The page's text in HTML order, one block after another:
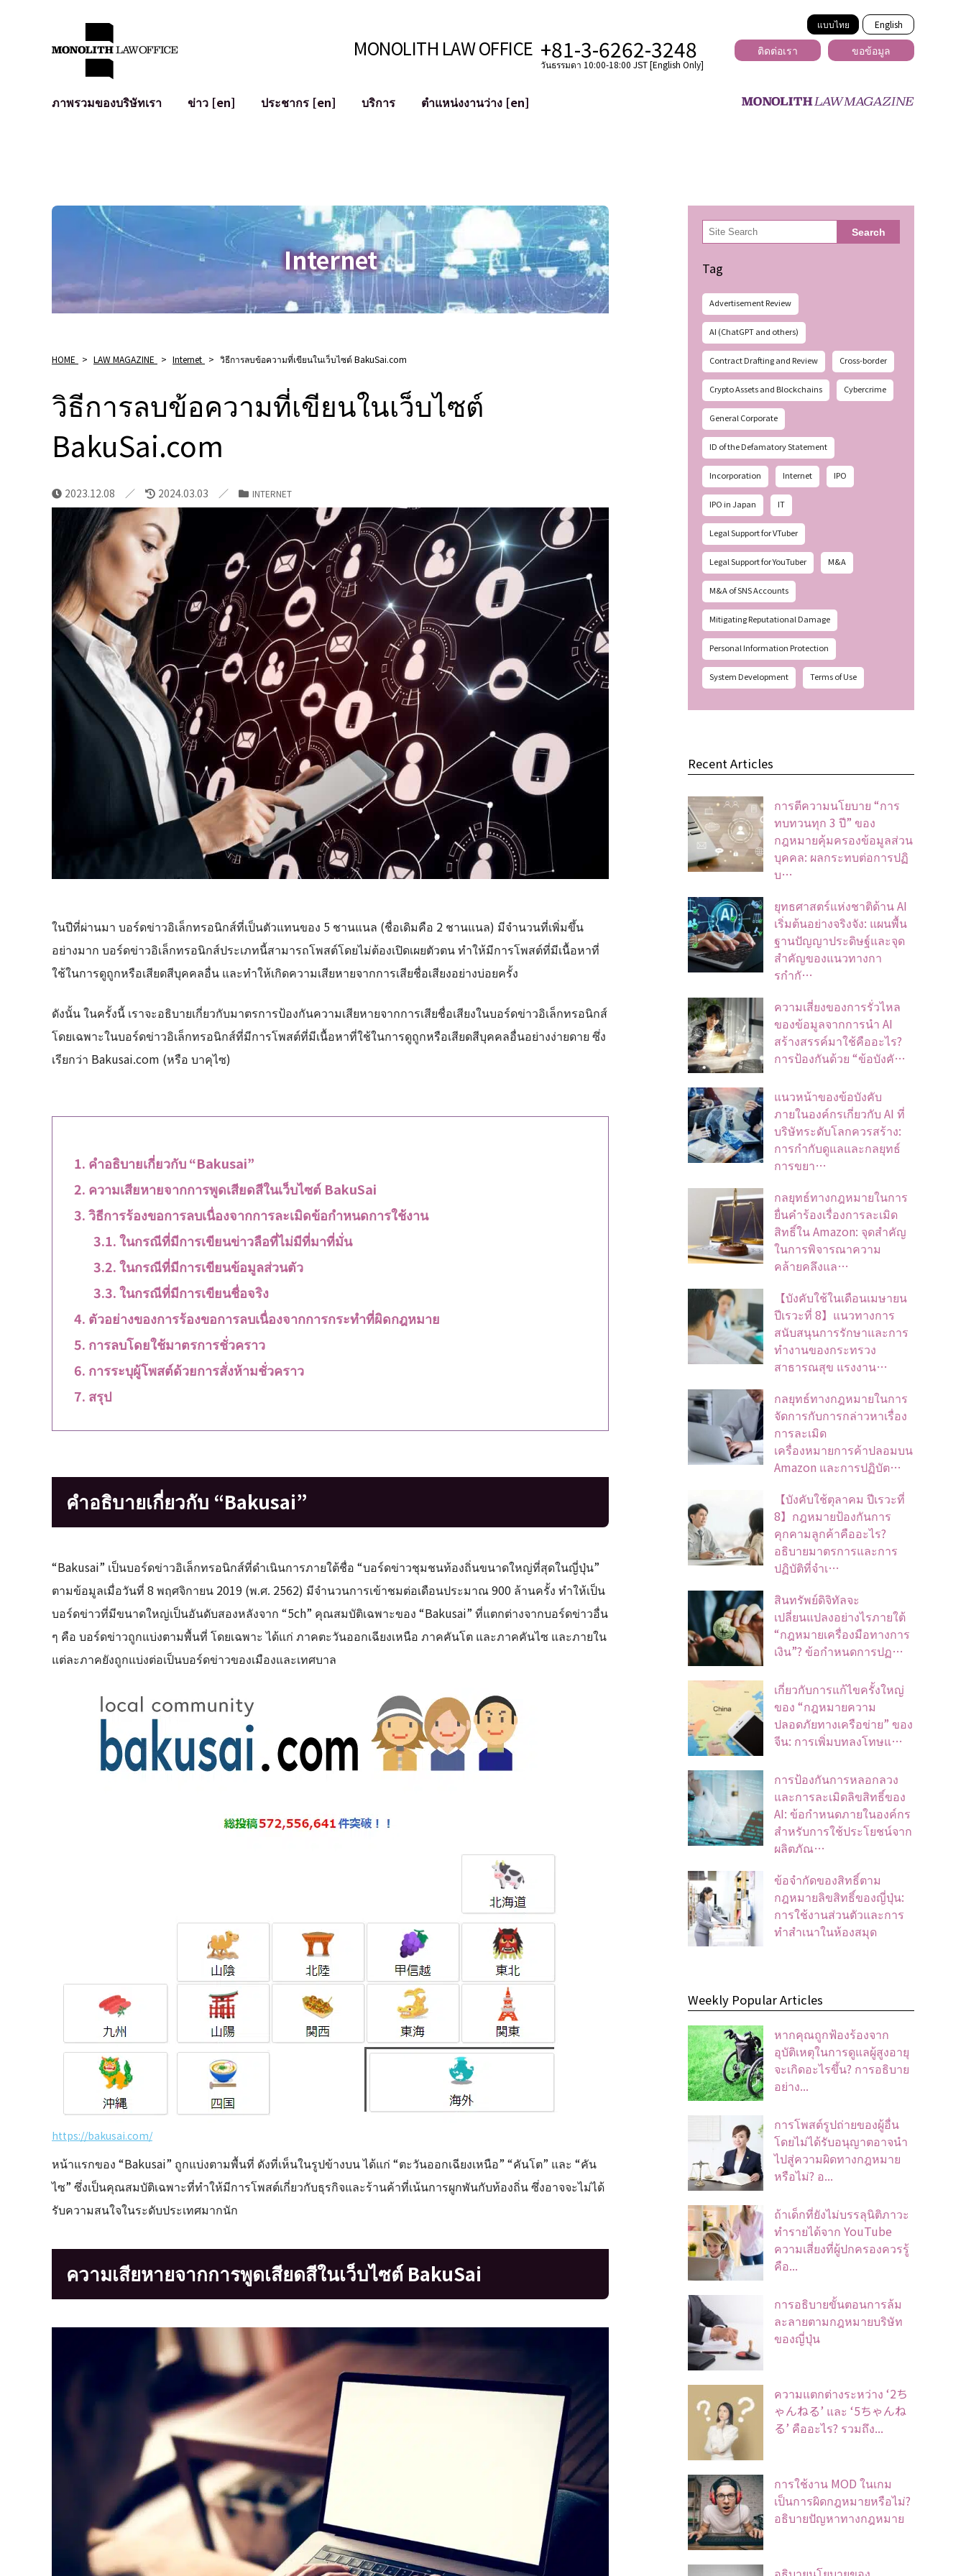
แบบไทย English
MONOLITH LAW OFFICE +81-3-6262-3248
วันธรรมดา 10:00-18:00 JST [English Only]
ติดต่อเรา ขอข้อมูล
ภาพรวมของบริษัทเรา
ข่าว [en] ประชากร [en]
บริการ
การป้องกันข้อมูลส่วนบุคคล
การตรวจสอบโฆษณา
AI (ChatGPT ฯลฯ)
อาชญากรรมไซเบอร์
การบรรเทาความเสียหายต่อชื่อเสียง
การระบุตัวตนของคำกล่าวหาที่เป็นการใส่ร้าย
ตำแหน่งงานว่าง [en]
Internet
HOME > LAW MAGAZINE > Internet > วิธีการลบข้อความที่เขียนในเว็บไซต์ BakuSai.com
วิธีการลบข้อความที่เขียนในเว็บไซต์
BakuSai.com
2023.12.08 2024.03.03 INTERNET
ในปีที่ผ่านมา บอร์ดข่าวอิเล็กทรอนิกส์ที่เป็นตัวแทนของ 5 ชานแนล (ชื่อเดิมคือ 2 ชานแนล) มีจำนวนที่เพิ่มขึ้น
อย่างมาก บอร์ดข่าวอิเล็กทรอนิกส์ประเภทนี้สามารถโพสต์โดยไม่ต้องเปิดเผยตัวตน ทำให้มีการโพสต์ที่มีเนื้อหาที่
ใช้ในการดูถูกหรือเสียดสีบุคคลอื่น และทำให้เกิดความเสียหายจากการเสียชื่อเสียงอย่างบ่อยครั้ง
ดังนั้น ในครั้งนี้ เราจะอธิบายเกี่ยวกับมาตรการป้องกันความเสียหายจากการเสียชื่อเสียงในบอร์ดข่าวอิเล็กทรอนิกส์
โดยเฉพาะในบอร์ดข่าวอิเล็กทรอนิกส์ที่มีการโพสต์ที่มีเนื้อหาที่ใช้ในการดูถูกหรือเสียดสีบุคคลอื่นอย่างง่ายดาย ซึ่ง
เรียกว่า Bakusai.com (หรือ บาคุไซ)
คำอธิบายเกี่ยวกับ “Bakusai”
ความเสียหายจากการพูดเสียดสีในเว็บไซต์ BakuSai
วิธีการร้องขอการลบเนื่องจากการละเมิดข้อกำหนดการใช้งาน
ในกรณีที่มีการเขียนข่าวลือที่ไม่มีที่มาที่มั่น
ในกรณีที่มีการเขียนข้อมูลส่วนตัว
ในกรณีที่มีการเขียนชื่อจริง
ตัวอย่างของการร้องขอการลบเนื่องจากการกระทำที่ผิดกฎหมาย
การลบโดยใช้มาตรการชั่วคราว
การระบุผู้โพสต์ด้วยการสั่งห้ามชั่วคราว
สรุป
คำอธิบายเกี่ยวกับ “Bakusai”
“Bakusai” เป็นบอร์ดข่าวอิเล็กทรอนิกส์ที่ดำเนินการภายใต้ชื่อ “บอร์ดข่าวชุมชนท้องถิ่นขนาดใหญ่ที่สุดในญี่ปุ่น”
ตามข้อมูลเมื่อวันที่ 8 พฤศจิกายน 2019 (พ.ศ. 2562) มีจำนวนการเข้าชมต่อเดือนประมาณ 900 ล้านครั้ง ทำให้เป็น
บอร์ดข่าวที่มีขนาดใหญ่เป็นอันดับสองหลังจาก “5ch” คุณสมบัติเฉพาะของ “Bakusai” ที่แตกต่างจากบอร์ดข่าวอื่น
ๆ คือ บอร์ดข่าวถูกแบ่งตามพื้นที่ โดยเฉพาะ ได้แก่ ภาคตะวันออกเฉียงเหนือ ภาคคันโต และภาคคันไซ และภายใน
แต่ละภาคยังถูกแบ่งต่อเป็นบอร์ดข่าวของเมืองและเทศบาล
https://bakusai.com/
หน้าแรกของ “Bakusai” ถูกแบ่งตามพื้นที่ ดังที่เห็นในรูปข้างบน ได้แก่ “ตะวันออกเฉียงเหนือ” “คันโต” และ “คัน
ไซ” ซึ่งเป็นคุณสมบัติเฉพาะที่ทำให้มีการโพสต์เกี่ยวกับธุรกิจและร้านค้าที่เน้นการผูกพันกับท้องถิ่น ซึ่งอาจจะไม่ได้
รับความสนใจในระดับประเทศมากนัก
ความเสียหายจากการพูดเสียดสีในเว็บไซต์ BakuSai
検
索 Search
Tag
Advertisement Review
AI (ChatGPT and others)
Contract Drafting and Review Cross-border
Crypto Assets and Blockchains Cybercrime
General Corporate
ID of the Defamatory Statement
Incorporation Internet IPO
IPO in Japan IT
Legal Support for VTuber
Legal Support for YouTuber M&A
M&A of SNS Accounts
Mitigating Reputational Damage
Personal Information Protection
System Development Terms of Use
Recent Articles
การตีความนโยบาย “การ
ทบทวนทุก 3 ปี” ของ
กฎหมายคุ้มครองข้อมูลส่วน
บุคคล: ผลกระทบต่อการปฏิ
บ…
ยุทธศาสตร์แห่งชาติด้าน AI
เริ่มต้นอย่างจริงจัง: แผนพื้น
ฐานปัญญาประดิษฐ์และจุด
สำคัญของแนวทางกา
รกำกั…
ความเสี่ยงของการรั่วไหล
ของข้อมูลจากการนำ AI
สร้างสรรค์มาใช้คืออะไร?
การป้องกันด้วย “ข้อบังคั…
แนวหน้าของข้อบังคับ
ภายในองค์กรเกี่ยวกับ AI ที่
บริษัทระดับโลกควรสร้าง:
การกำกับดูแลและกลยุทธ์
การขยา…
กลยุทธ์ทางกฎหมายในการ
ยื่นคำร้องเรื่องการละเมิด
สิทธิ์ใน Amazon: จุดสำคัญ
ในการพิจารณาความ
คล้ายคลึงแล…
【บังคับใช้ในเดือนเมษายน
ปีเรวะที่ 8】แนวทางการ
สนับสนุนการรักษาและการ
ทำงานของกระทรวง
สาธารณสุข แรงงาน…
กลยุทธ์ทางกฎหมายในการ
จัดการกับการกล่าวหาเรื่อง
การละเมิด
เครื่องหมายการค้าปลอมบน
Amazon และการปฏิบัต…
【บังคับใช้ตุลาคม ปีเรวะที่
8】กฎหมายป้องกันการ
คุกคามลูกค้าคืออะไร?
อธิบายมาตรการและการ
ปฏิบัติที่จำเ…
สินทรัพย์ดิจิทัลจะ
เปลี่ยนแปลงอย่างไรภายใต้
“กฎหมายเครื่องมือทางการ
เงิน”? ข้อกำหนดการปฏ…
เกี่ยวกับการแก้ไขครั้งใหญ่
ของ “กฎหมายความ
ปลอดภัยทางเครือข่าย” ของ
จีน: การเพิ่มบทลงโทษแ…
การป้องกันการหลอกลวง
และการละเมิดลิขสิทธิ์ของ
AI: ข้อกำหนดภายในองค์กร
สำหรับการใช้ประโยชน์จาก
ผลิตภัณ…
ข้อจํากัดของสิทธิ์ตาม
กฎหมายลิขสิทธิ์ของญี่ปุ่น:
การใช้งานส่วนตัวและการ
ทําสําเนาในห้องสมุด
Weekly Popular Articles
หากคุณถูกฟ้องร้องจาก
อุบัติเหตุในการดูแลผู้สูงอายุ
จะเกิดอะไรขึ้น? การอธิบาย
อย่าง...
การโพสต์รูปถ่ายของผู้อื่น
โดยไม่ได้รับอนุญาตอาจนํา
ไปสู่ความผิดทางกฎหมาย
หรือไม่? อ...
ถ้าเด็กที่ยังไม่บรรลุนิติภาวะ
ทำรายได้จาก YouTube
ความเสี่ยงที่ผู้ปกครองควรรู้
คือ...
การอธิบายขั้นตอนการล้ม
ละลายตามกฎหมายบริษัท
ของญี่ปุ่น
ความแตกต่างระหว่าง ‘2ち
ゃんねる’ และ ‘5ちゃんね
る’ คืออะไร? รวมถึง...
การใช้งาน MOD ในเกม
เป็นการผิดกฎหมายหรือไม่?
อธิบายปัญหาทางกฎหมาย